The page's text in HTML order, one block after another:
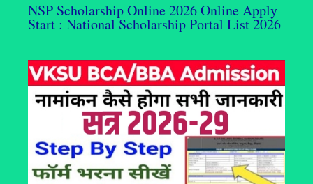
NSP Scholarship Online 2026 Online Apply
Start : National Scholarship Portal List 2026